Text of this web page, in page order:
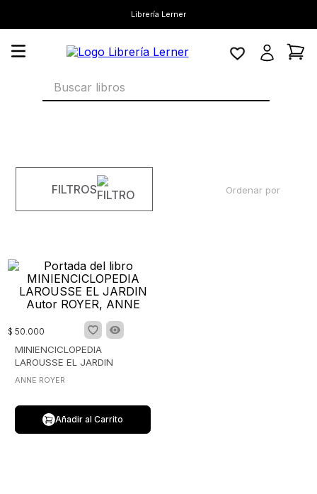
Librería Lerner
Buscar libros
FILTROS Ordenar por
$ 50.000
MINIENCICLOPEDIA
LAROUSSE EL JARDIN
ANNE ROYER
Añadir al Carrito